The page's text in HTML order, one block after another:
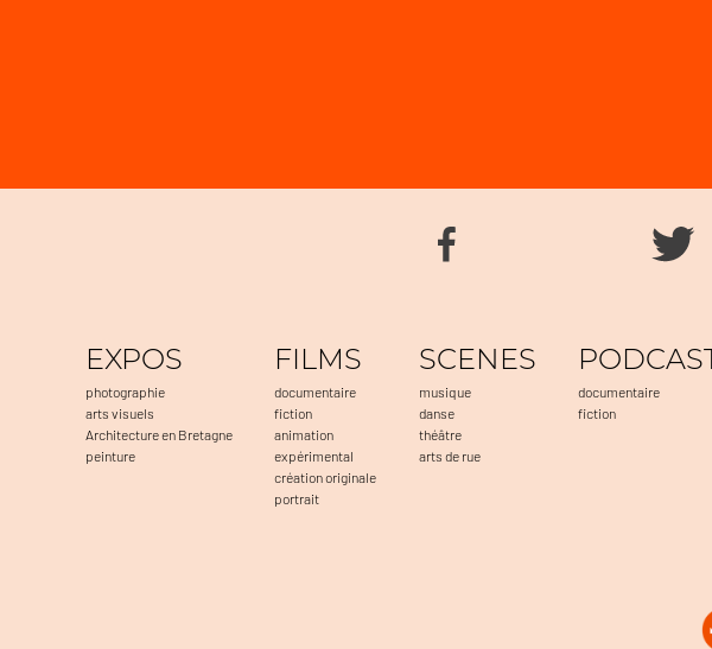
EXPOS
photographie
arts visuels
Architecture en Bretagne
peinture
FILMS
documentaire
fiction
animation
expérimental
création originale
portrait
SCENES
musique
danse
théâtre
arts de rue
documentaire
fiction